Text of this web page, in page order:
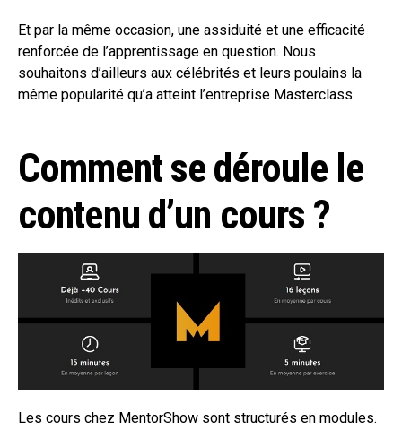
Et par la même occasion, une assiduité et une efficacité
renforcée de l’apprentissage en question. Nous
souhaitons d’ailleurs aux célébrités et leurs poulains la
même popularité qu’a atteint l’entreprise Masterclass.
Comment se déroule le
contenu d’un cours ?
Les cours chez MentorShow sont structurés en modules.